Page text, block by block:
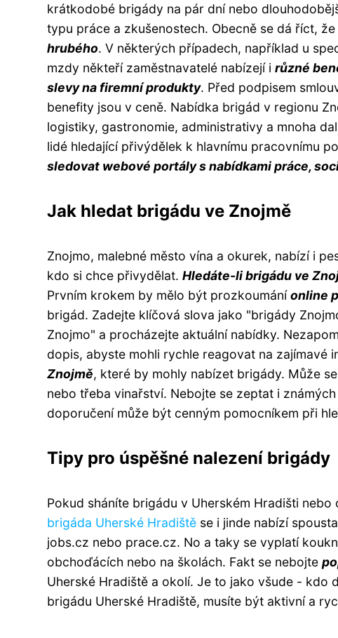
krátkodobé brigády na pár dní nebo
typu práce a zkušenostech. Obecně se dá říct, že
hrubého. V některých případech, například u
mzdy někteří zaměstnavatelé nabízejí i různé
slevy na firemní produkty. Před podpisem
benefity jsou v ceně. Nabídka brigád v regionu
logistiky, gastronomie, administrativy a mnoha
lidé hledající přivýdělek k hlavnímu pracovnímu
sledovat webové portály s nabídkami práce,
Jak hledat brigádu ve Znojmě
Znojmo, malebné město vína a okurek, nabízí i
kdo si chce přivydělat. Hledáte-li brigádu ve
Prvním krokem by mělo být prozkoumáníonline
brigád. Zadejte klíčová slova jako "brigády
Znojmo" a procházejte aktuální nabídky.
dopis, abyste mohli rychle reagovat na zajímavé
Znojmě, které by mohly nabízet brigády. Může
nebo třeba vinařství. Nebojte se zeptat i
doporučení může být cenným pomocníkem při
Tipy pro úspěšné nalezení brigády
Pokud sháníte brigádu v Uherském Hradišti
brigáda Uherské Hradiště se i jinde nabízí
jobs.cz nebo prace.cz. No a taky se vyplatí
obchoďácích nebo na školách. Fakt se nebojte
Uherské Hradiště a okolí. Je to jako všude - kdo
brigádu Uherské Hradiště, musíte být aktivní a